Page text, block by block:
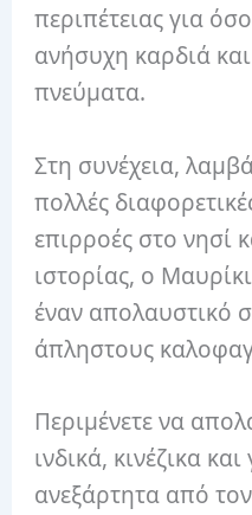
περιπέτειας για
ανήσυχη καρδιά
πνεύματα.
Στη συνέχεια,
πολλές
επιρροές στο νησί
ιστορίας, ο
έναν απολαυστικό
άπληστους
Περιμένετε να
ινδικά, κινέζικα
ανεξάρτητα από